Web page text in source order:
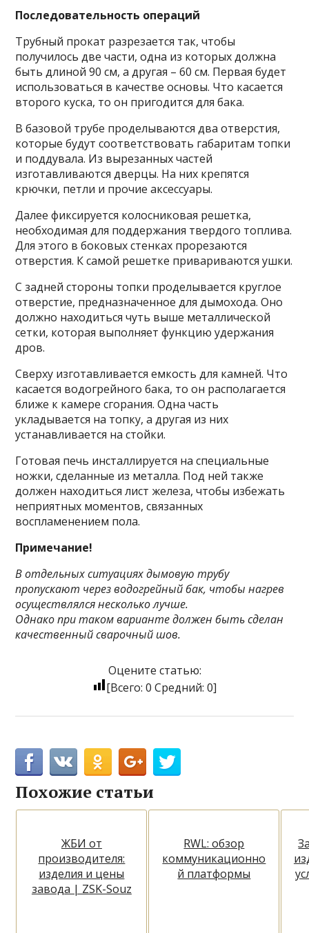
Последовательность операций
Трубный прокат разрезается так, чтобы
получилось две части, одна из которых должна
быть длиной 90 см, а другая – 60 см. Первая будет
использоваться в качестве основы. Что касается
второго куска, то он пригодится для бака.
В базовой трубе проделываются два отверстия,
которые будут соответствовать габаритам топки
и поддувала. Из вырезанных частей
изготавливаются дверцы. На них крепятся
крючки, петли и прочие аксессуары.
Далее фиксируется колосниковая решетка,
необходимая для поддержания твердого топлива.
Для этого в боковых стенках прорезаются
отверстия. К самой решетке привариваются ушки.
С задней стороны топки проделывается круглое
отверстие, предназначенное для дымохода. Оно
должно находиться чуть выше металлической
сетки, которая выполняет функцию удержания
дров.
Сверху изготавливается емкость для камней. Что
касается водогрейного бака, то он располагается
ближе к камере сгорания. Одна часть
укладывается на топку, а другая из них
устанавливается на стойки.
Готовая печь инсталлируется на специальные
ножки, сделанные из металла. Под ней также
должен находиться лист железа, чтобы избежать
неприятных моментов, связанных
воспламенением пола.
Примечание!
В отдельных ситуациях дымовую трубу
пропускают через водогрейный бак, чтобы нагрев
осуществлялся несколько лучше.
Однако при таком варианте должен быть сделан
качественный сварочный шов.
Оцените статью:
[Всего: 0 Средний: 0]
Похожие статьи
ЖБИ от
производителя:
изделия и цены
завода | ZSK-Souz
RWL: обзор
коммуникационно
й платформы